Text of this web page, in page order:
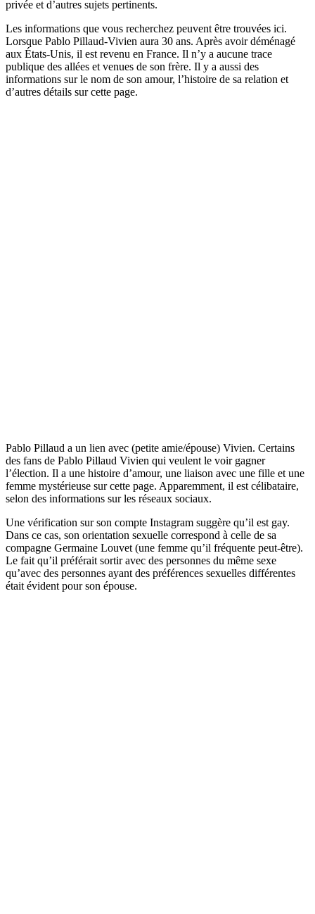
privée et d’autres sujets pertinents.
Les informations que vous recherchez peuvent être trouvées ici.
Lorsque Pablo Pillaud-Vivien aura 30 ans. Après avoir déménagé
aux États-Unis, il est revenu en France. Il n’y a aucune trace
publique des allées et venues de son frère. Il y a aussi des
informations sur le nom de son amour, l’histoire de sa relation et
d’autres détails sur cette page.
Pablo Pillaud a un lien avec (petite amie/épouse) Vivien. Certains
des fans de Pablo Pillaud Vivien qui veulent le voir gagner
l’élection. Il a une histoire d’amour, une liaison avec une fille et une
femme mystérieuse sur cette page. Apparemment, il est célibataire,
selon des informations sur les réseaux sociaux.
Une vérification sur son compte Instagram suggère qu’il est gay.
Dans ce cas, son orientation sexuelle correspond à celle de sa
compagne Germaine Louvet (une femme qu’il fréquente peut-être).
Le fait qu’il préférait sortir avec des personnes du même sexe
qu’avec des personnes ayant des préférences sexuelles différentes
était évident pour son épouse.